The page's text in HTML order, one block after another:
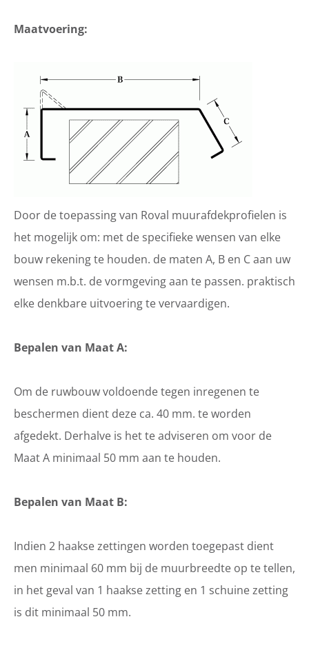
Maatvoering:
Door de toepassing van Roval muurafdekprofielen is
het mogelijk om: met de specifieke wensen van elke
bouw rekening te houden. de maten A, B en C aan uw
wensen m.b.t. de vormgeving aan te passen. praktisch
elke denkbare uitvoering te vervaardigen.
Bepalen van Maat A:
Om de ruwbouw voldoende tegen inregenen te
beschermen dient deze ca. 40 mm. te worden
afgedekt. Derhalve is het te adviseren om voor de
Maat A minimaal 50 mm aan te houden.
Bepalen van Maat B:
Indien 2 haakse zettingen worden toegepast dient
men minimaal 60 mm bij de muurbreedte op te tellen,
in het geval van 1 haakse zetting en 1 schuine zetting
is dit minimaal 50 mm.